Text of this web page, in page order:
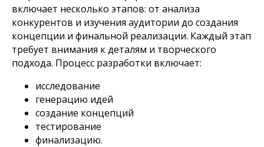
включает несколько этапов: от анализа
конкурентов и изучения аудитории до создания
концепции и финальной реализации. Каждый этап
требует внимания к деталям и творческого
подхода. Процесс разработки включает:
исследование
генерацию идей
создание концепций
тестирование
финализацию.